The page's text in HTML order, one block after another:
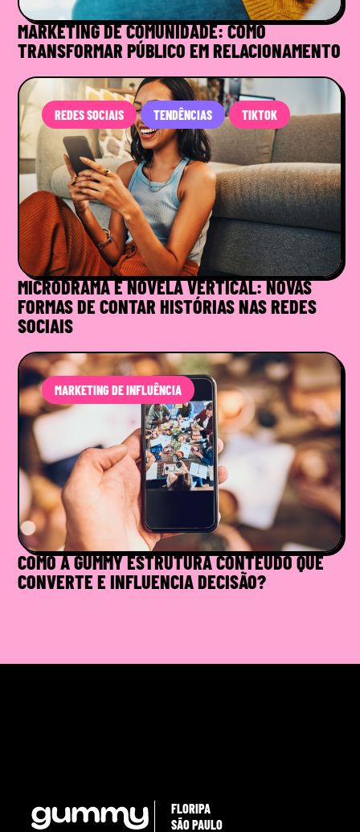
MARKETING DE COMUNIDADE: COMO
TRANSFORMAR PÚBLICO EM RELACIONAMENTO
REDES SOCIAIS TENDÊNCIAS TIKTOK
MICRODRAMA E NOVELA VERTICAL: NOVAS
FORMAS DE CONTAR HISTÓRIAS NAS REDES
SOCIAIS
MARKETING DE INFLUÊNCIA
COMO A GUMMY ESTRUTURA CONTEÚDO QUE
CONVERTE E INFLUENCIA DECISÃO?
FLORIPA
SÃO PAULO